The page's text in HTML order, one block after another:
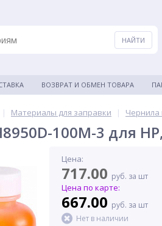
ВОЗВРАТ И ОБМЕН ТОВАРА
| Материалы для заправки | Чернила
100M-3 для
Цена:
717.00 руб. за шт
Цена по карте:
667.00 руб. за шт
Нет в наличии